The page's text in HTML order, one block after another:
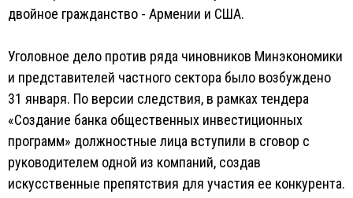
двойное гражданство - Армении и США.
Уголовное дело против ряда чиновников Минэкономики
и представителей частного сектора было возбуждено
31 января. По версии следствия, в рамках тендера
«Создание банка общественных инвестиционных
программ» должностные лица вступили в сговор с
руководителем одной из компаний, создав
искусственные препятствия для участия ее конкурента.